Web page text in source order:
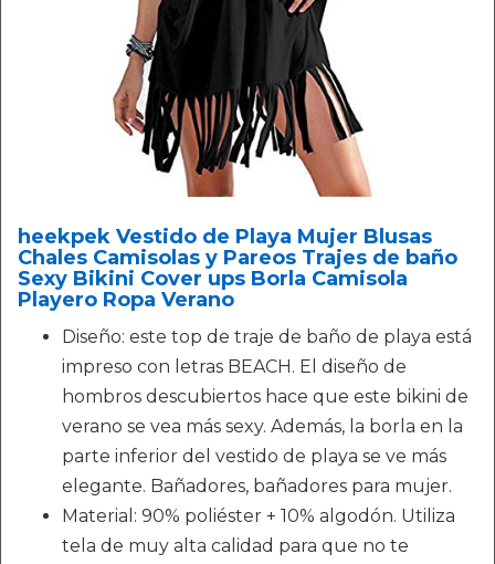
heekpek Vestido de Playa Mujer Blusas
Chales Camisolas y Pareos Trajes de baño
Sexy Bikini Cover ups Borla Camisola
Playero Ropa Verano
Diseño: este top de traje de baño de playa está
impreso con letras BEACH. El diseño de
hombros descubiertos hace que este bikini de
verano se vea más sexy. Además, la borla en la
parte inferior del vestido de playa se ve más
elegante. Bañadores, bañadores para mujer.
Material: 90% poliéster + 10% algodón. Utiliza
tela de muy alta calidad para que no te